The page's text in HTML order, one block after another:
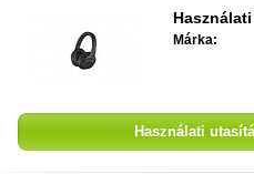
Márka:
Használati